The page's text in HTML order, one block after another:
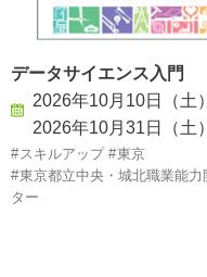
データサイエンス入門
2026年10月10日（土
2026年10月31日（土）
スキルアップ
東京
東京都立中央・城北職業能力
ター